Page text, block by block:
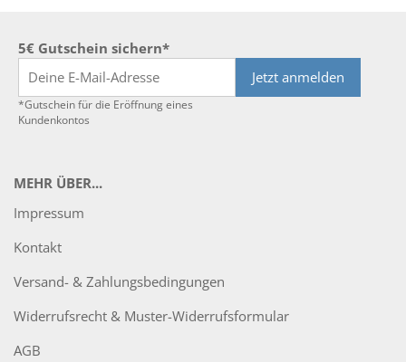
5€ Gutschein sichern*
Jetzt anmelden
*Gutschein für die Eröffnung eines
Kundenkontos
MEHR ÜBER...
Impressum
Kontakt
Versand- & Zahlungsbedingungen
Widerrufsrecht & Muster-Widerrufsformular
AGB